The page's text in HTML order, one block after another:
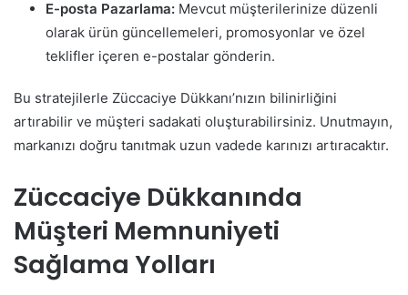
E-posta Pazarlama: Mevcut müşterilerinize düzenli
olarak ürün güncellemeleri, promosyonlar ve özel
teklifler içeren e-postalar gönderin.
Bu stratejilerle Züccaciye Dükkanı’nızın bilinirliğini
artırabilir ve müşteri sadakati oluşturabilirsiniz. Unutmayın,
markanızı doğru tanıtmak uzun vadede karınızı artıracaktır.
Züccaciye Dükkanında
Müşteri Memnuniyeti
Sağlama Yolları